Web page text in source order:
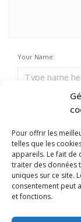
Pour offrir les
telles que les
appareils. Le fait de
traiter des données
uniques sur ce site.
consentement peut
et fonctions.
Your Name:
Your URL: